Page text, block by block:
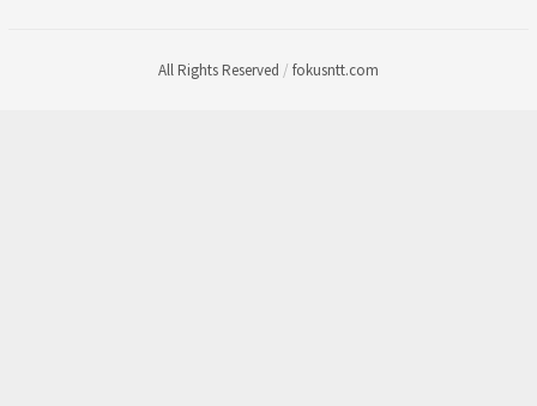
All Rights Reserved / fokusntt.com